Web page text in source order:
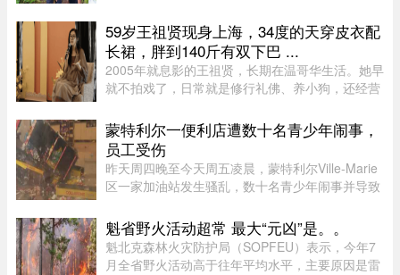
灵异能，3岁就认出姜厚任，时隔39年“重逢”，彼
此有七世情缘，离奇的相恋 ...
59岁王祖贤现身上海，34度的天穿皮衣配
长裙，胖到140斤有双下巴 ...
2005年就息影的王祖贤，长期在温哥华生活。她早
就不拍戏了，日常就是修行礼佛、养小狗，还经营
活动。8月5日，网友在上海机场偶遇王祖贤。34度
的天气穿着皮衣外套配长裙 ...
蒙特利尔一便利店遭数十名青少年闹事，
员工受伤
昨天周四晚至今天周五凌晨，蒙特利尔Ville-Marie
区一家加油站发生骚乱，数十名青少年闹事并导致
国际烟花节”（International des feux Loto-
Québec）本季最后一场活动 ...
魁省野火活动超常 最大“元凶”是。。
魁北克森林火灾防护局（SOPFEU）表示，今年7
月全省野火活动高于往年平均水平，主要原因是雷